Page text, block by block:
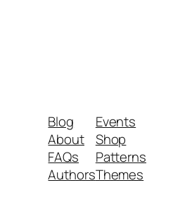
Blog
About
FAQs
Authors
Events
Shop
Patterns
Themes